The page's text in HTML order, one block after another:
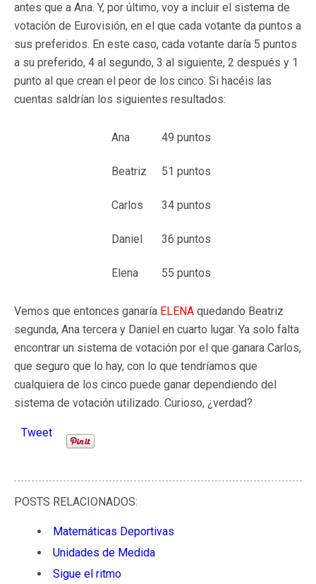
antes que a Ana. Y, por último, voy a incluir el sistema de
votación de Eurovisión, en el que cada votante da puntos a
sus preferidos. En este caso, cada votante daría 5 puntos
a su preferido, 4 al segundo, 3 al siguiente, 2 después y 1
punto al que crean el peor de los cinco. Si hacéis las
cuentas saldrían los siguientes resultados:
Ana 49 puntos
Beatriz 51 puntos
Carlos 34 puntos
Daniel 36 puntos
Elena 55 puntos
Vemos que entonces ganaría ELENA quedando Beatriz
segunda, Ana tercera y Daniel en cuarto lugar. Ya solo falta
encontrar un sistema de votación por el que ganara Carlos,
que seguro que lo hay, con lo que tendríamos que
cualquiera de los cinco puede ganar dependiendo del
sistema de votación utilizado. Curioso, ¿verdad?
Tweet
POSTS RELACIONADOS:
Matemáticas Deportivas
Unidades de Medida
Sigue el ritmo